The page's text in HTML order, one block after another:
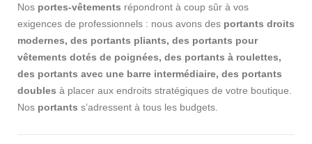
Nos portes-vêtements répondront à coup sûr à vos
exigences de professionnels : nous avons des portants droits
modernes, des portants pliants, des portants pour
vêtements dotés de poignées, des portants à roulettes,
des portants avec une barre intermédiaire, des portants
doubles à placer aux endroits stratégiques de votre boutique.
Nos portants s’adressent à tous les budgets.